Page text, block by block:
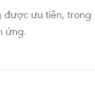
ưu tiên, trong
ứng.